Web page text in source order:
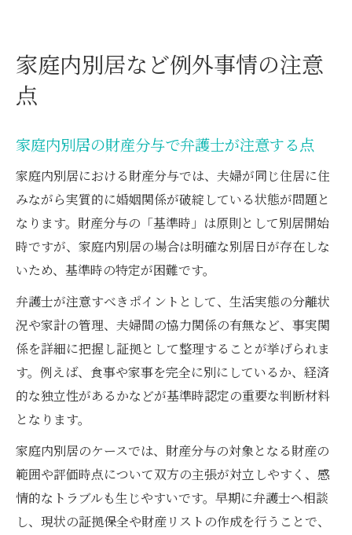
家庭内別居など例外事情の注意
点
家庭内別居の財産分与で弁護士が注意する点
家庭内別居における財産分与では、夫婦が同じ住居に住
みながら実質的に婚姻関係が破綻している状態が問題と
なります。財産分与の「基準時」は原則として別居開始
時ですが、家庭内別居の場合は明確な別居日が存在しな
いため、基準時の特定が困難です。
弁護士が注意すべきポイントとして、生活実態の分離状
況や家計の管理、夫婦間の協力関係の有無など、事実関
係を詳細に把握し証拠として整理することが挙げられま
す。例えば、食事や家事を完全に別にしているか、経済
的な独立性があるかなどが基準時認定の重要な判断材料
となります。
家庭内別居のケースでは、財産分与の対象となる財産の
範囲や評価時点について双方の主張が対立しやすく、感
情的なトラブルも生じやすいです。早期に弁護士へ相談
し、現状の証拠保全や財産リストの作成を行うことで、